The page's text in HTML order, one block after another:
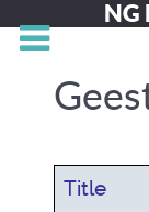
NG
Title